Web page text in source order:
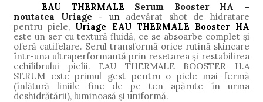
EAU
THERMALE Serum Booster HA –
noutatea Uriage - un adevărat shot de hidratare
pentru piele, Uriage EAU THERMALE Booster HA
este un ser cu textură fluidă, ce se absoarbe complet și
oferă catifelare. Serul transformă orice rutină skincare
într-una ultraperformantă prin resetarea și restabilirea
echilibrului pielii. EAU THERMALE BOOSTER H.A
SERUM este primul gest pentru o piele mai fermă
(înlătură liniile fine de pe ten apărute în urma
deshidrătării), luminoasă și uniformă.